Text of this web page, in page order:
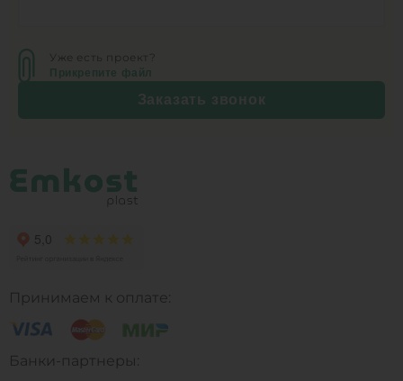
Уже есть проект?
Прикрепите файл
Заказать звонок
Принимаем к оплате:
Банки-партнеры: